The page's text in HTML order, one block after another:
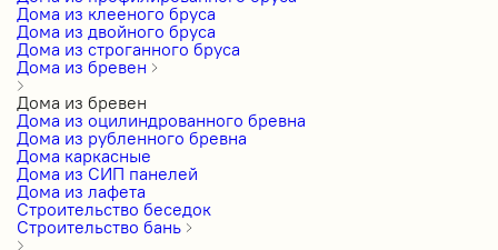
Дома из клееного бруса
Дома из двойного бруса
Дома из строганного бруса
Дома из бревен
Дома из бревен
Дома из оцилиндрованного бревна
Дома из рубленного бревна
Дома каркасные
Дома из СИП панелей
Дома из лафета
Строительство беседок
Строительство бань